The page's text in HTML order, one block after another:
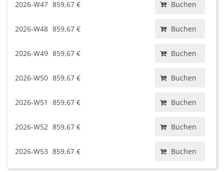
2026-W47 859,67 € Buchen
2026-W48 859,67 € Buchen
2026-W49 859,67 € Buchen
2026-W50 859,67 € Buchen
2026-W51 859,67 € Buchen
2026-W52 859,67 € Buchen
2026-W53 859,67 € Buchen